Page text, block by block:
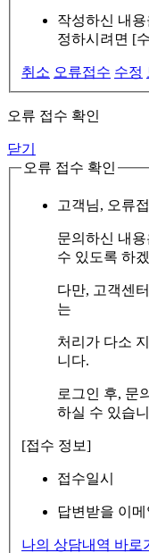
작성하신 내
정하시려면 [
취소 오류접수 수정
오류 접수 확인
닫기
오류 접수 확인
고객님, 오류
문의하신 내
수 있도록 하
다만, 고객센
는
처리가 다소
니다.
로그인 후, 문
하실 수 있습
[접수 정보]
접수일시
답변받을 이메
나의 상담내역 바로